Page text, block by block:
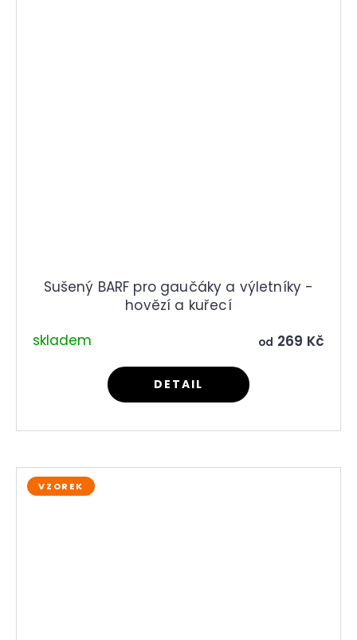
Sušený BARF pro gaučáky a výletníky -
hovězí a kuřecí
skladem
od 269 Kč
DETAIL
VZOREK